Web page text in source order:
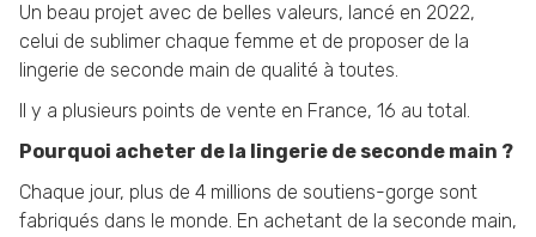
Un beau projet avec de belles valeurs, lancé en 2022,
celui de sublimer chaque femme et de proposer de la
lingerie de seconde main de qualité à toutes.
Il y a plusieurs points de vente en France, 16 au total.
Pourquoi acheter de la lingerie de seconde main ?
Chaque jour, plus de 4 millions de soutiens-gorge sont
fabriqués dans le monde. En achetant de la seconde main,